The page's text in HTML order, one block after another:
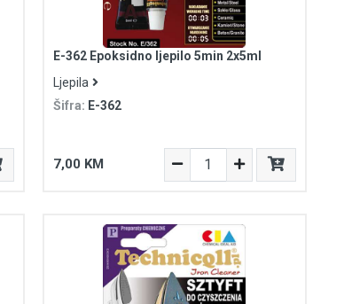
E-362 Epoksidno ljepilo 5min 2x5ml
Ljepila
Šifra: E-362
7,00 KM